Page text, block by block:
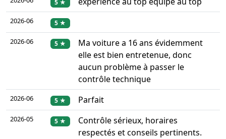
5 ★
2026-06 5 ★
2026-06 5 ★
Ma voiture a 16 ans évidemment
elle est bien entretenue, donc
aucun problème à passer le
contrôle technique
2026-06 5 ★ Parfait
2026-05 5 ★
Contrôle sérieux, horaires
respectés et conseils pertinents.